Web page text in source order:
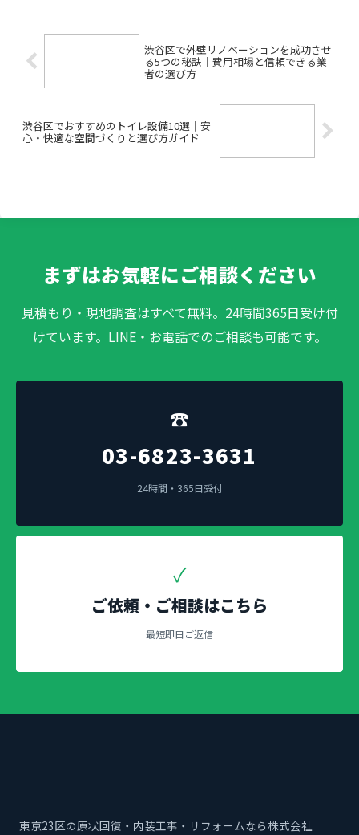
渋谷区で外壁リノベーションを成功させ
る5つの秘訣｜費用相場と信頼できる業
者の選び方
渋谷区でおすすめのトイレ設備10選｜安
心・快適な空間づくりと選び方ガイド
まずはお気軽にご相談ください
見積もり・現地調査はすべて無料。24時間365日受け付
けています。LINE・お電話でのご相談も可能です。
☎
03-6823-3631
24時間・365日受付
✓
ご依頼・ご相談はこちら
最短即日ご返信
東京23区の原状回復・内装工事・リフォームなら株式会社